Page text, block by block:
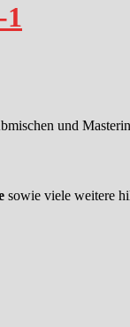
und
sowie viele weitere